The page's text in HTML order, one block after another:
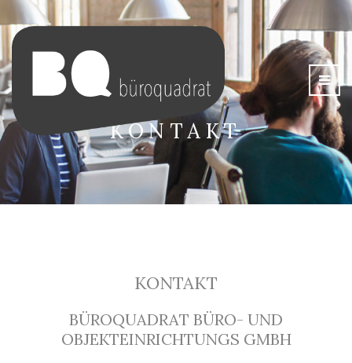
KONTAKT
KONTAKT
BÜROQUADRAT BÜRO- UND
OBJEKTEINRICHTUNGS GMBH